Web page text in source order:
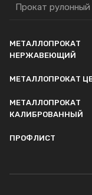
Прокат рулонный
МЕТАЛЛОПРОКАТ
НЕРЖАВЕЮЩИЙ
МЕТАЛЛОПРОКАТ
МЕТАЛЛОПРОКАТ
КАЛИБРОВАННЫЙ
ПРОФЛИСТ